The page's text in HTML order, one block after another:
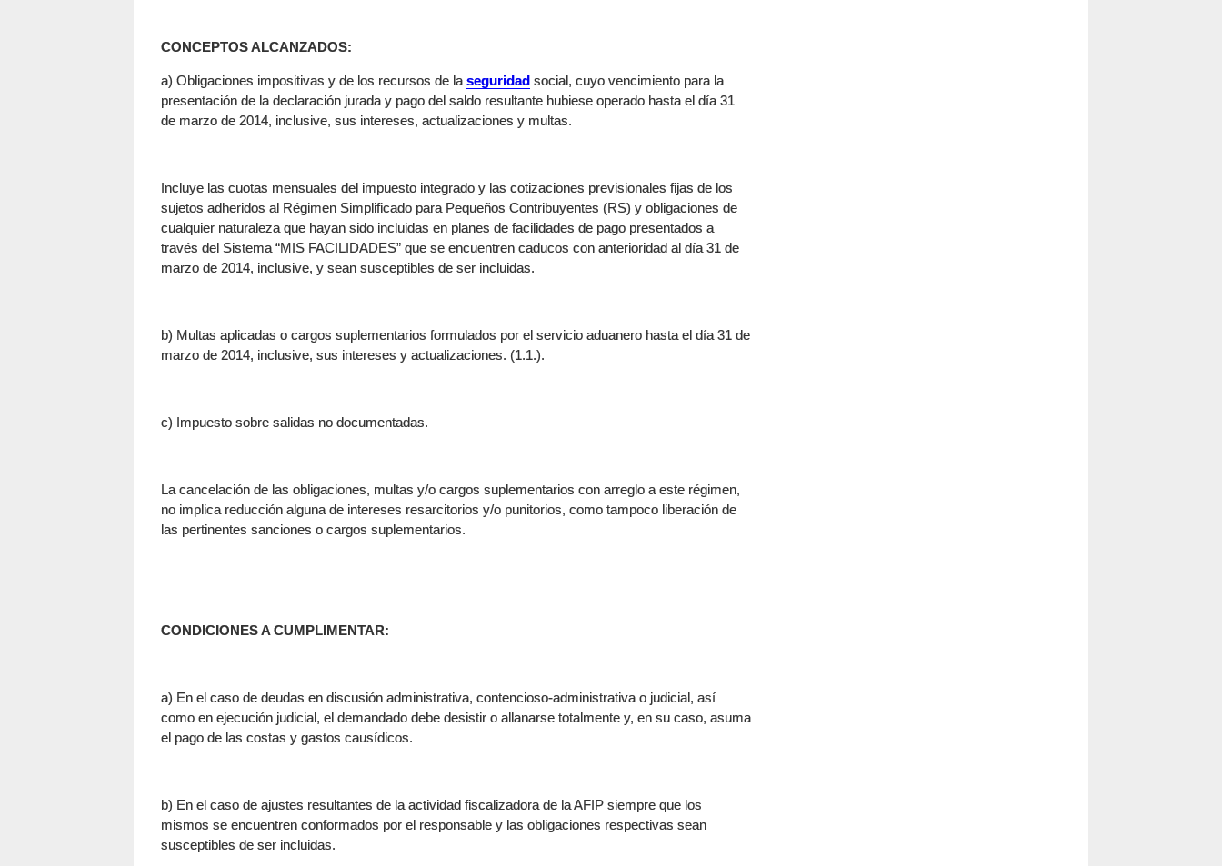
CONCEPTOS ALCANZADOS:
a) Obligaciones impositivas y de los recursos de la seguridad social, cuyo vencimiento para la
presentación de la declaración jurada y pago del saldo resultante hubiese operado hasta el día 31
de marzo de 2014, inclusive, sus intereses, actualizaciones y multas.
Incluye las cuotas mensuales del impuesto integrado y las cotizaciones previsionales fijas de los
sujetos adheridos al Régimen Simplificado para Pequeños Contribuyentes (RS) y obligaciones de
cualquier naturaleza que hayan sido incluidas en planes de facilidades de pago presentados a
través del Sistema “MIS FACILIDADES” que se encuentren caducos con anterioridad al día 31 de
marzo de 2014, inclusive, y sean susceptibles de ser incluidas.
b) Multas aplicadas o cargos suplementarios formulados por el servicio aduanero hasta el día 31 de
marzo de 2014, inclusive, sus intereses y actualizaciones. (1.1.).
c) Impuesto sobre salidas no documentadas.
La cancelación de las obligaciones, multas y/o cargos suplementarios con arreglo a este régimen,
no implica reducción alguna de intereses resarcitorios y/o punitorios, como tampoco liberación de
las pertinentes sanciones o cargos suplementarios.
CONDICIONES A CUMPLIMENTAR:
a) En el caso de deudas en discusión administrativa, contencioso-administrativa o judicial, así
como en ejecución judicial, el demandado debe desistir o allanarse totalmente y, en su caso, asuma
el pago de las costas y gastos causídicos.
b) En el caso de ajustes resultantes de la actividad fiscalizadora de la AFIP siempre que los
mismos se encuentren conformados por el responsable y las obligaciones respectivas sean
susceptibles de ser incluidas.